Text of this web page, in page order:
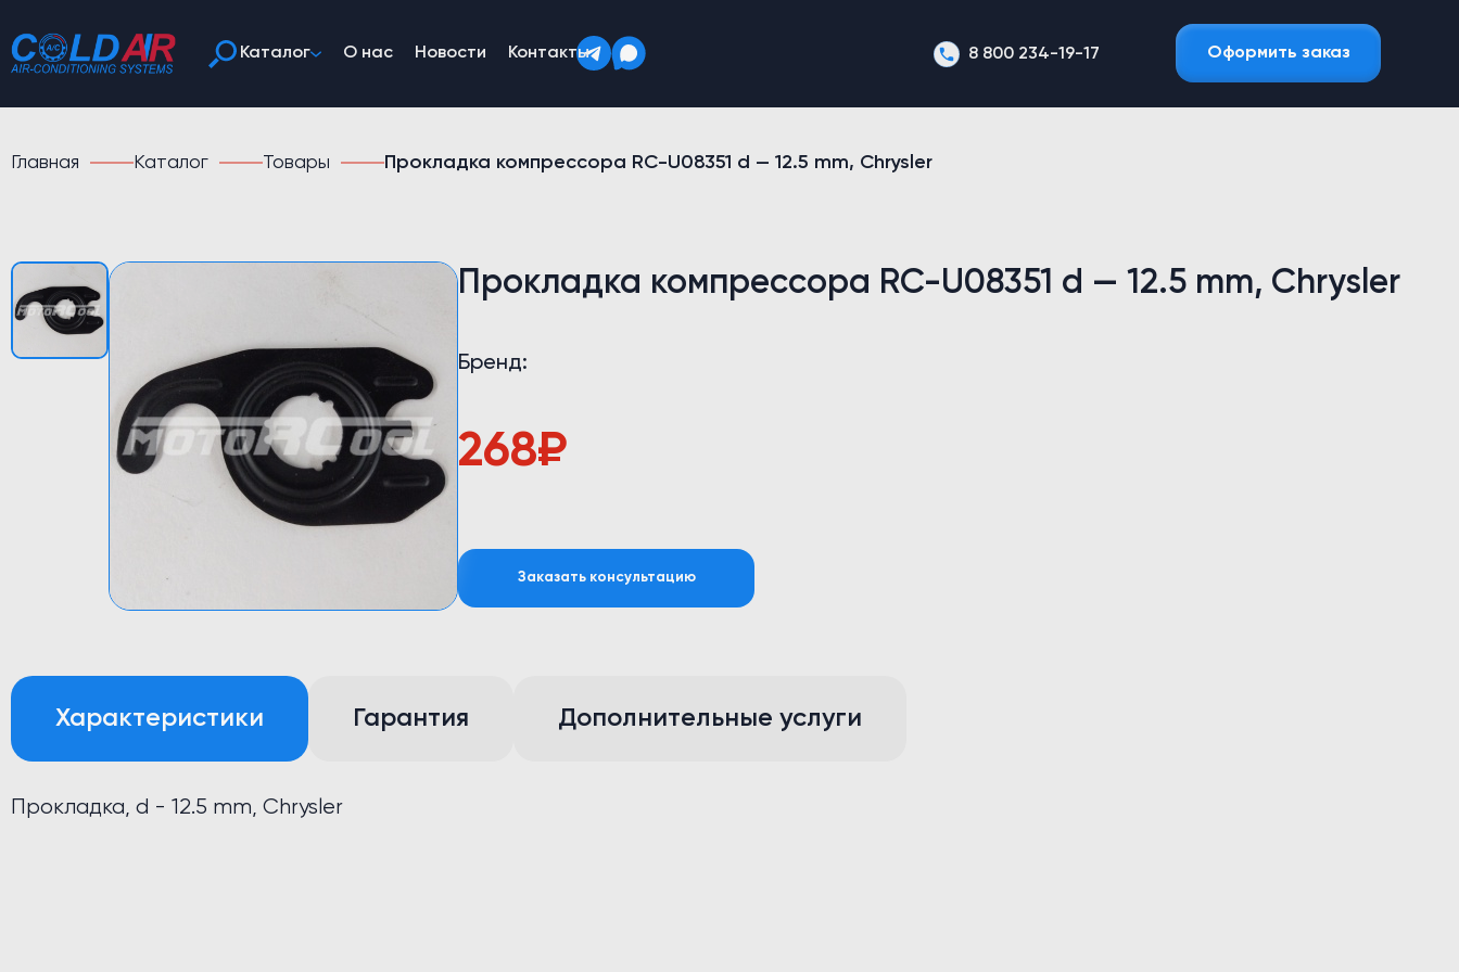
Каталог О нас Новости Контакты 8 800 234-19-17 Оформить заказ
Главная Каталог Товары Прокладка компрессора RC-U08351 d — 12.5 mm, Chrysler
Прокладка компрессора RC-U08351 d — 12.5 mm, Chrysler
Бренд:
268₽
Заказать консультацию
Характеристики Гарантия Дополнительные услуги
Прокладка, d - 12.5 mm, Chrysler